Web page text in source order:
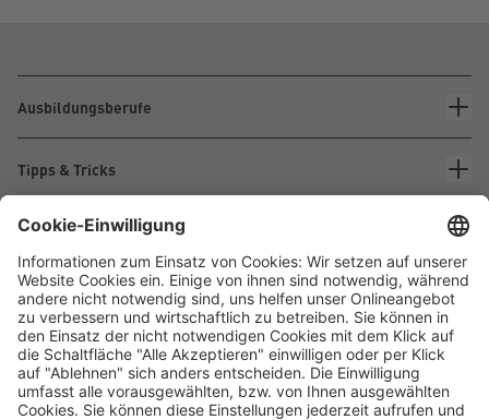
Ausbildungsberufe
Tipps & Tricks
Über Waskönig+Walter
Waskönig+Walter